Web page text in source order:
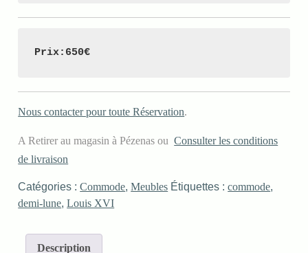
Prix:650€
Nous contacter pour toute Réservation.
A Retirer au magasin à Pézenas ouConsulter les conditions
de livraison
Catégories :Commode,Meubles Étiquettes :commode,
demi-lune,Louis XVI
Description